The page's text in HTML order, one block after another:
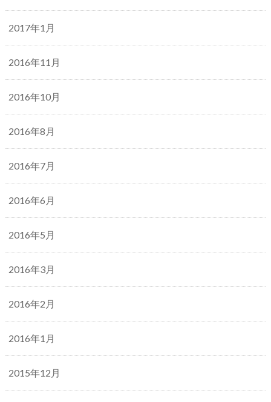
2017年1月
2016年11月
2016年10月
2016年8月
2016年7月
2016年6月
2016年5月
2016年3月
2016年2月
2016年1月
2015年12月